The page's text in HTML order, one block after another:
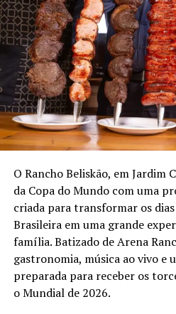
O Rancho Beliskão, em Jardim
da Copa do Mundo com uma
criada para transformar os dias
Brasileira em uma grande
família. Batizado de Arena
gastronomia, música ao vivo e
preparada para receber os
o Mundial de 2026.